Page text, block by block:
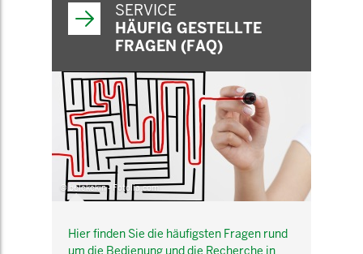
SERVICE
HÄUFIG GESTELLTE
FRAGEN (FAQ)
© belekekin - Fotolia.com
Hier finden Sie die häufigsten Fragen rund
um die Bedienung und die Recherche in